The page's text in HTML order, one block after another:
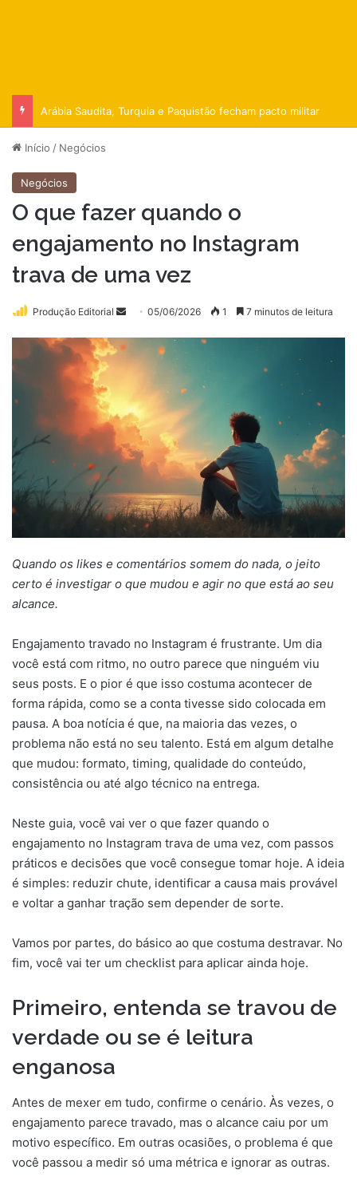
Arábia Saudita, Turquia e Paquistão fecham pacto militar
Início / Negócios
Negócios
O que fazer quando o
engajamento no Instagram
trava de uma vez
Produção Editorial
Mande05/06/2026 1 7 minutos de leitura
Quando os likes e comentários somem do nada, o jeito
certo é investigar o que mudou e agir no que está ao seu
alcance.
Engajamento travado no Instagram é frustrante. Um dia
você está com ritmo, no outro parece que ninguém viu
seus posts. E o pior é que isso costuma acontecer de
forma rápida, como se a conta tivesse sido colocada em
pausa. A boa notícia é que, na maioria das vezes, o
problema não está no seu talento. Está em algum detalhe
que mudou: formato, timing, qualidade do conteúdo,
consistência ou até algo técnico na entrega.
Neste guia, você vai ver o que fazer quando o
engajamento no Instagram trava de uma vez, com passos
práticos e decisões que você consegue tomar hoje. A ideia
é simples: reduzir chute, identificar a causa mais provável
e voltar a ganhar tração sem depender de sorte.
Vamos por partes, do básico ao que costuma destravar. No
fim, você vai ter um checklist para aplicar ainda hoje.
Primeiro, entenda se travou de
verdade ou se é leitura
enganosa
Antes de mexer em tudo, confirme o cenário. Às vezes, o
engajamento parece travado, mas o alcance caiu por um
motivo específico. Em outras ocasiões, o problema é que
você passou a medir só uma métrica e ignorar as outras.